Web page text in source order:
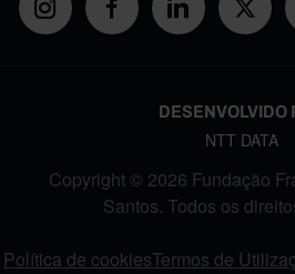
DESENVOLVIDO
NTT DATA
Copyright © 2026 Fundação
Santos. Todos os
Política de cookiesTermos de